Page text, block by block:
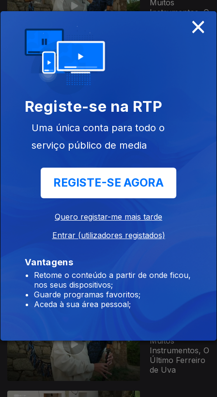
Muitos
Instrumentos, O
Último Ferreiro
Voltou a Ser
As Cantadeiras;
O Teatro Vai à
Manhita
Muitos
Instrumentos, O
Último Ferreiro
de Uva
×
Registe-se na RTP
Uma única conta para todo o
serviço público de media
REGISTE-SE AGORA
Quero registar-me mais tarde
Entrar (utilizadores registados)
Vantagens
Retome o conteúdo a partir de onde ficou,
nos seus dispositivos;
Guarde programas favoritos;
Aceda à sua área pessoal;